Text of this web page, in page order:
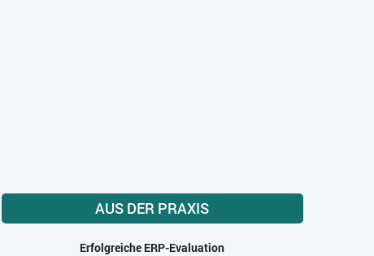
AUS DER PRAXIS
Erfolgreiche ERP-Evaluation